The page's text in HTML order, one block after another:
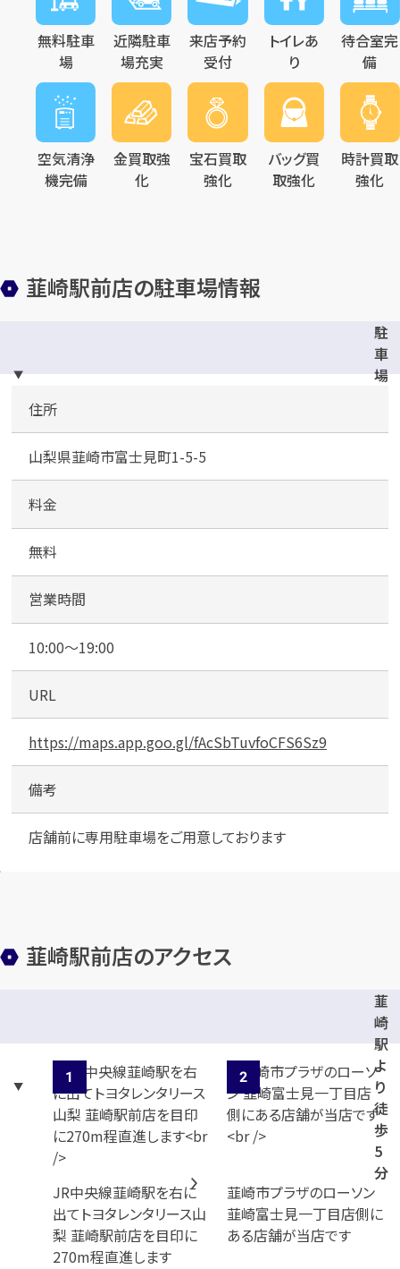
無料駐車
場
近隣駐車
場充実
来店予約
受付
トイレあ
り
待合室完
備
空気清浄
機完備
金買取強
化
宝石買取
強化
バッグ買
取強化
時計買取
強化
韮崎駅前店の駐車場情報
駐
車
場
住所
山梨県韮崎市富士見町1-5-5
料金
無料
営業時間
10:00～19:00
URL
https://maps.app.goo.gl/fAcSbTuvfoCFS6Sz9
備考
店舗前に専用駐車場をご用意しております
韮崎駅前店のアクセス
韮
崎
駅
よ
り
徒
歩
5
分
JR中央線韮崎駅を右に
出てトヨタレンタリース山
梨 韮崎駅前店を目印に
270m程直進します
韮崎市プラザのローソン
韮崎富士見一丁目店側に
ある店舗が当店です